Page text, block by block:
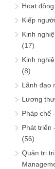
Hoạt
Kiếp người
Kinh
(17)
Kinh
(8)
Lãnh đạo
Lương
Pháp chế
Phát triển
(56)
Quản trị